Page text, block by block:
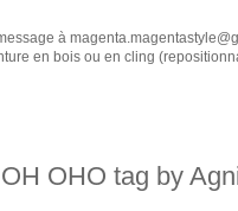
à
en bois ou en cling
OHO tag by